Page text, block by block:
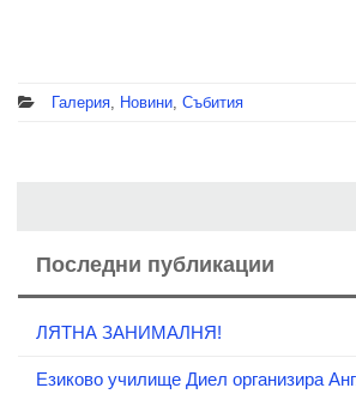
Галерия, Новини, Събития
Последни публикации
ЛЯТНА ЗАНИМАЛНЯ!
Езиково училище Диел организира